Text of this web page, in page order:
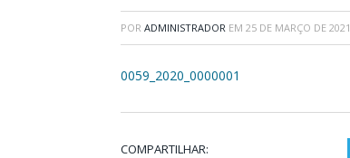
POR ADMINISTRADOR EM 25 DE MARÇO DE 2021
0059_2020_0000001
COMPARTILHAR: